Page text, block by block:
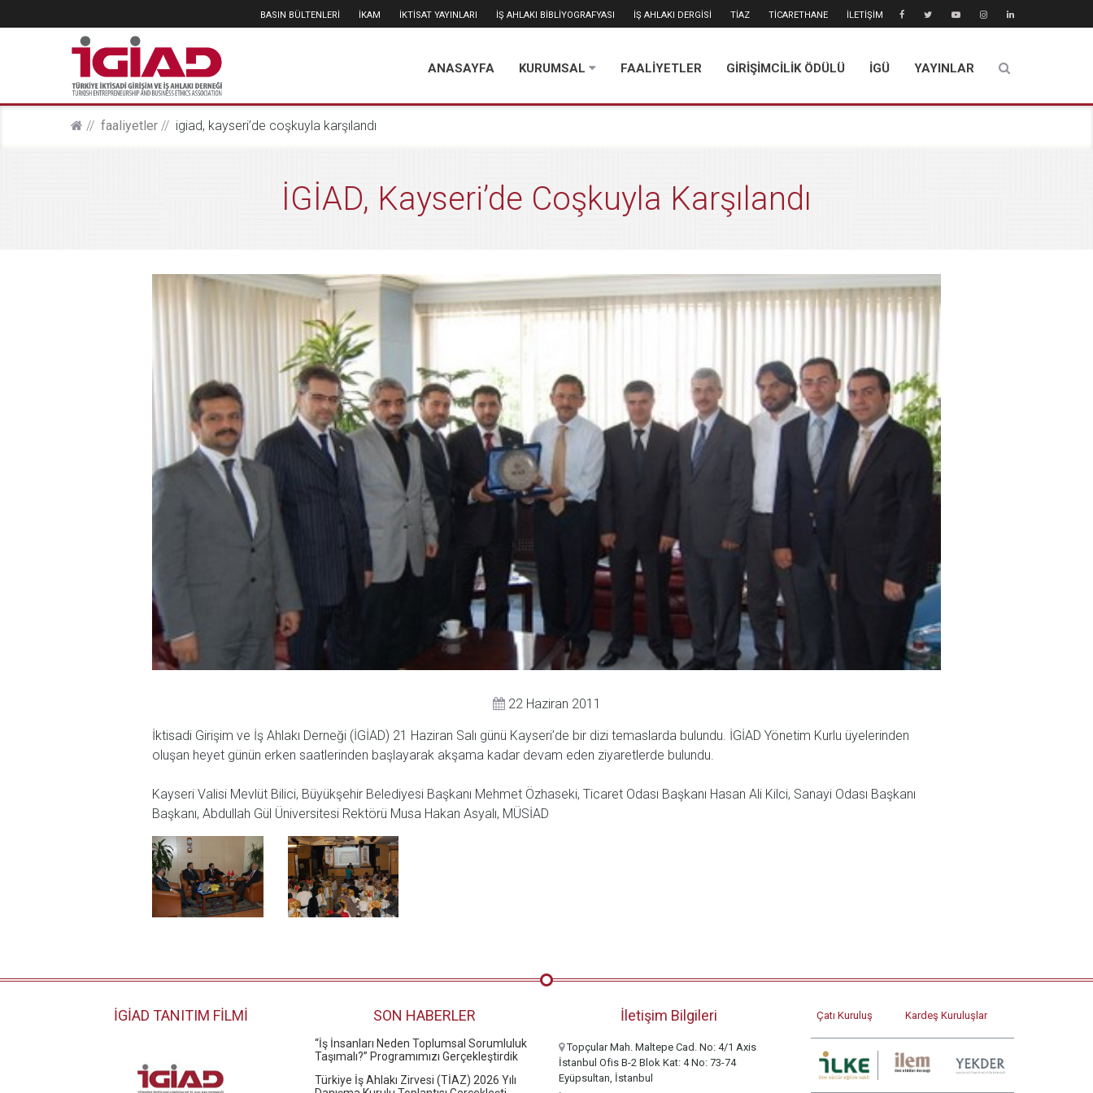
BASIN BÜLTENLERİ İKAM İKTİSAT YAYINLARI İŞ AHLAKI BİBLİYOGRAFYASI İŞ AHLAKI DERGİSİ TİAZ TİCARETHANE İLETİŞİM
ANASAYFA KURUMSAL FAALİYETLER GİRİŞİMCİLİK ÖDÜLÜ İGÜ YAYINLAR
faali̇yetler i̇gi̇ad, kayseri’de coşkuyla karşılandı
İGİAD, Kayseri’de Coşkuyla Karşılandı
22 Haziran 2011
İktisadi Girişim ve İş Ahlakı Derneği (İGİAD) 21 Haziran Salı günü Kayseri’de bir dizi temaslarda bulundu. İGİAD Yönetim Kurlu üyelerinden
oluşan heyet günün erken saatlerinden başlayarak akşama kadar devam eden ziyaretlerde bulundu.
Kayseri Valisi Mevlüt Bilici, Büyükşehir Belediyesi Başkanı Mehmet Özhaseki, Ticaret Odası Başkanı Hasan Ali Kilci, Sanayi Odası Başkanı
Başkanı, Abdullah Gül Üniversitesi Rektörü Musa Hakan Asyalı, MÜSİAD
İGİAD TANITIM FİLMİ SON HABERLER
“İş İnsanları Neden Toplumsal Sorumluluk
Taşımalı?” Programımızı Gerçekleştirdik
Türkiye İş Ahlakı Zirvesi (TİAZ) 2026 Yılı
İletişim Bilgileri
Topçular Mah. Maltepe Cad. No: 4/1 Axis
İstanbul Ofis B-2 Blok Kat: 4 No: 73-74
Eyüpsultan, İstanbul
Çatı Kuruluş Kardeş Kuruluşlar